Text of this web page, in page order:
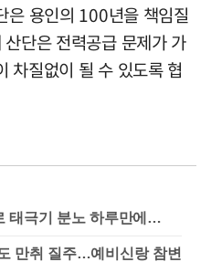
은 용인의 100년을 책임질
단은 전력공급 문제가 가
차질없이 될 수 있도록 협
태극기 분노 하루만에…
만취 질주…예비신랑 참변